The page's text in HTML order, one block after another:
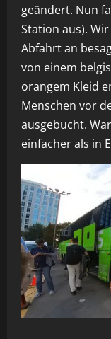
geändert. Nun
Station aus).
Abfahrt an
von einem
orangem Kleid
Menschen vor
ausgebucht.
einfacher als in